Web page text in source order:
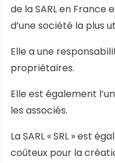
de la SARL en France
d’une société la plus
Elle a une
propriétaires.
Elle est également
les associés.
La SARL « SRL » est
coûteux pour la